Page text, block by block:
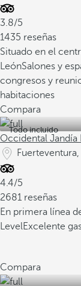
3.8/5
1435 reseñas
Situado en el
LeónSalones y
congresos y
habitaciones
Compara
Todo incluido
Occidental Jandía
Fuerteventura,
4.4/5
2681 reseñas
En primera línea
LevelExcelente
Compara